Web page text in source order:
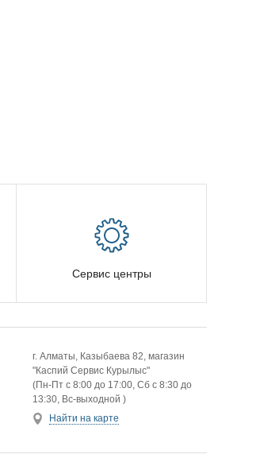
Сервис центры
г. Алматы, Казыбаева 82, магазин
"Каспий Сервис Курылыс"
(Пн-Пт с 8:00 до 17:00, Сб с 8:30 до
13:30, Вс-выходной )
Найти на карте